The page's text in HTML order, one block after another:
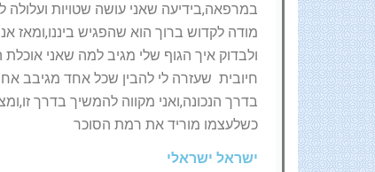
במרפאה,בידיעה שאני עושה שטויות
מודה לקדוש ברוך הוא שהפגיש ביננו,ומאז
ולבדוק איך הגוף שלי מגיב למה שאני אוכלת
חיובית שעזרה לי להבין שכל אחד מגיבב
בדרך הנכונה,ואני מקווה להמשיך בדרך
כשלעצמו מוריד את רמת הסוכר
ישראל ישראלי